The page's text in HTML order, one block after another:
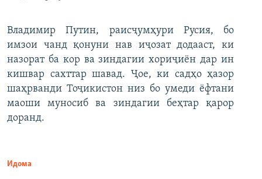
Владимир Путин, раисҷумҳури Русия, бо
имзои чанд қонуни нав иҷозат додааст, ки
назорат ба кор ва зиндагии хориҷиён дар ин
кишвар сахттар шавад. Ҷое, ки садҳо ҳазор
шаҳрванди Тоҷикистон низ бо умеди ёфтани
маоши муносиб ва зиндагии беҳтар қарор
доранд.
Идома